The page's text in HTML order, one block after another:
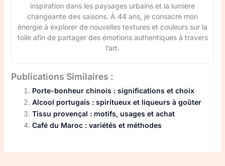
inspiration dans les paysages urbains et la lumière
changeante des saisons. À 44 ans, je consacre mon
énergie à explorer de nouvelles textures et couleurs sur la
toile afin de partager des émotions authentiques à travers
l’art.
Publications Similaires :
Porte-bonheur chinois : significations et choix
Alcool portugais : spiritueux et liqueurs à goûter
Tissu provençal : motifs, usages et achat
Café du Maroc : variétés et méthodes